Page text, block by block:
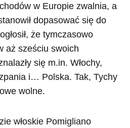
w Europie zwalnia, a
dopasować się do
że tymczasowo
aż sześciu swoich
się m.in. Włochy,
i… Polska. Tak, Tychy
wolne.
włoskie Pomigliano